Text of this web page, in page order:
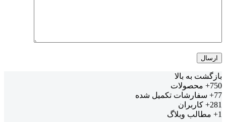
بازگشت به بالا
750+
محصولات
77+
سفارشات تکمیل شده
281+
کاربران
1+
مطالب وبلاگ